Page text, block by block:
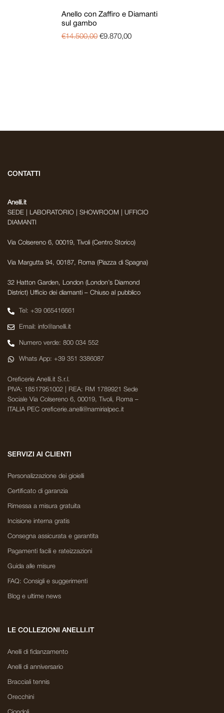
Anello con Zaffiro e Diamanti
sul gambo
€14.500,00 €9.870,00
CONTATTI
Anelli.it
SEDE | LABORATORIO | SHOWROOM | UFFICIO
DIAMANTI
Via Colsereno 6, 00019, Tivoli (Centro Storico)
Via Margutta 94, 00187, Roma (Piazza di Spagna)
32 Hatton Garden, London (London’s Diamond
District) Ufficio dei diamanti – Chiuso al pubblico
Tel: +39 065416661
Email: info@anelli.it
Numero verde: 800 034 552
Whats App: +39 351 3386087
Oreficerie Anelli.it S.r.l.
PIVA: 18517951002 | REA: RM 1789921 Sede
Sociale Via Colsereno 6, 00019, Tivoli, Roma –
ITALIA PEC oreficerie.anelli@namirialpec.it
SERVIZI AI CLIENTI
Personalizzazione dei gioielli
Certificato di garanzia
Rimessa a misura gratuita
Incisione interna gratis
Consegna assicurata e garantita
Pagamenti facili e rateizzazioni
Guida alle misure
FAQ: Consigli e suggerimenti
Blog e ultime news
LE COLLEZIONI ANELLI.IT
Anelli di fidanzamento
Anelli di anniversario
Bracciali tennis
Orecchini